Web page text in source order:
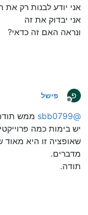
אני יודע לבנות רק את
אני יבדוק את זה
ונראה האם זה כדאי?
פ
מנותק
פישל
@
sbb0799 ממש
יש בימות כמה
שאופציה זו היא מאוד
מדברים.
תודה.